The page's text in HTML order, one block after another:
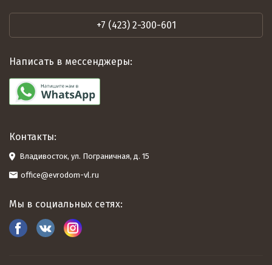
+7 (423) 2-300-601
Написать в мессенджеры:
Контакты:
Владивосток, ул. Пограничная, д. 15
office@evrodom-vl.ru
Мы в социальных сетях: